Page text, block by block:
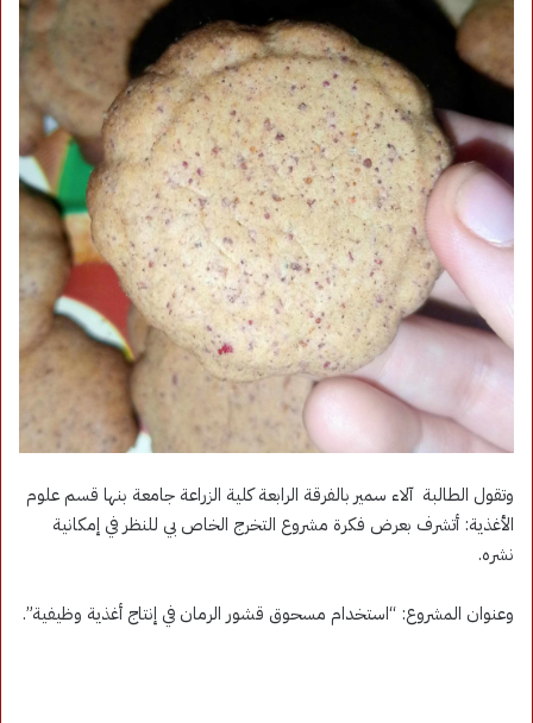
وتقول الطالبة آلاء سمير بالفرقة الرابعة كلية الزراعة جامعة بنها قسم علوم
الأغذية: أتشرف بعرض فكرة مشروع التخرج الخاص بي للنظر في إمكانية
نشره.
وعنوان المشروع: “استخدام مسحوق قشور الرمان في إنتاج أغذية وظيفية”.